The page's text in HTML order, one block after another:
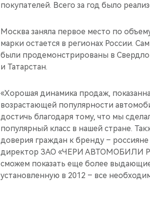
покупателей. Всего за год было
Москва заняла первое место по
марки остается в регионах России.
были продемонстрированы в
и Татарстан.
«Хорошая динамика продаж,
возрастающей популярности
достичь благодаря тому, что мы
популярный класс в нашей стране.
доверия граждан к бренду –
директор ЗАО «ЧЕРИ АВТОМОБИЛИ
сможем показать еще более
установленную в 2012 – все